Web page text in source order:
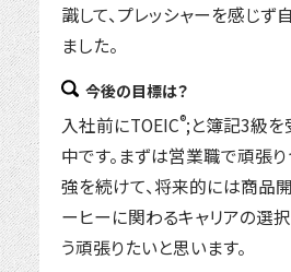
識して、プレッシャーを感じず
ました。
今後の目標は？
入社前にTOEIC®;と簿記3級を
中です。まずは営業職で頑張
強を続けて、将来的には商品
ーヒーに関わるキャリアの選
う頑張りたいと思います。